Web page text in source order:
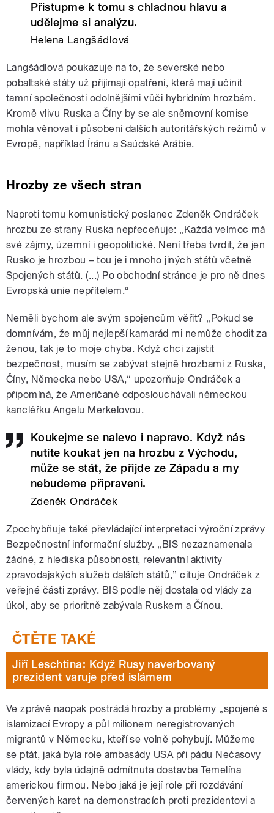
Přistupme k tomu s chladnou hlavu a
udělejme si analýzu.
Helena Langšádlová
Langšádlová poukazuje na to, že severské nebo
pobaltské státy už přijímají opatření, která mají učinit
tamní společnosti odolnějšími vůči hybridním hrozbám.
Kromě vlivu Ruska a Číny by se ale sněmovní komise
mohla věnovat i působení dalších autoritářských režimů v
Evropě, například Íránu a Saúdské Arábie.
Hrozby ze všech stran
Naproti tomu komunistický poslanec Zdeněk Ondráček
hrozbu ze strany Ruska nepřeceňuje: „Každá velmoc má
své zájmy, územní i geopolitické. Není třeba tvrdit, že jen
Rusko je hrozbou – tou je i mnoho jiných států včetně
Spojených států. (...) Po obchodní stránce je pro ně dnes
Evropská unie nepřítelem.“
Neměli bychom ale svým spojencům věřit? „Pokud se
domnívám, že můj nejlepší kamarád mi nemůže chodit za
ženou, tak je to moje chyba. Když chci zajistit
bezpečnost, musím se zabývat stejně hrozbami z Ruska,
Číny, Německa nebo USA,“ upozorňuje Ondráček a
připomíná, že Američané odposlouchávali německou
kancléřku Angelu Merkelovou.
Koukejme se nalevo i napravo. Když nás
nutíte koukat jen na hrozbu z Východu,
může se stát, že přijde ze Západu a my
nebudeme připraveni.
Zdeněk Ondráček
Zpochybňuje také převládající interpretaci výroční zprávy
Bezpečnostní informační služby. „BIS nezaznamenala
žádné, z hlediska působnosti, relevantní aktivity
zpravodajských služeb dalších států,” cituje Ondráček z
veřejné části zprávy. BIS podle něj dostala od vlády za
úkol, aby se prioritně zabývala Ruskem a Čínou.
Jiří Leschtina: Když Rusy naverbovaný
prezident varuje před islámem
Ve zprávě naopak postrádá hrozby a problémy „spojené s
islamizací Evropy a půl milionem neregistrovaných
migrantů v Německu, kteří se volně pohybují. Můžeme
se ptát, jaká byla role ambasády USA při pádu Nečasovy
vlády, kdy byla údajně odmítnuta dostavba Temelína
americkou firmou. Nebo jaká je její role při rozdávání
červených karet na demonstracích proti prezidentovi a